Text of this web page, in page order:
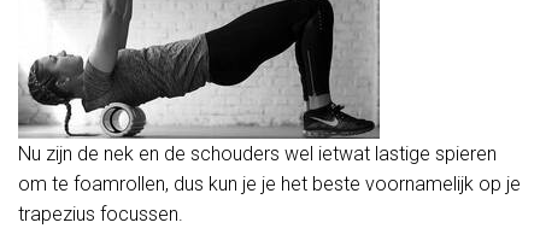
Nu zijn de nek en de schouders wel ietwat lastige spieren
om te foamrollen, dus kun je je het beste voornamelijk op je
trapezius focussen.